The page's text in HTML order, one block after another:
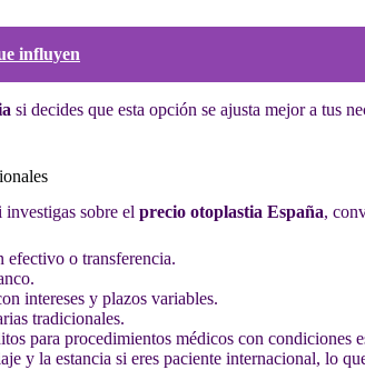
influyen
si decides que esta opción se ajusta mejor a tus
sobre el precio otoplastia España,
efectivo o transferencia.
intereses y plazos variables.
tradicionales.
para procedimientos médicos con condiciones
y la estancia si eres paciente internacional, lo